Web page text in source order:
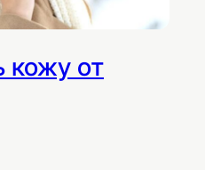
кожу от